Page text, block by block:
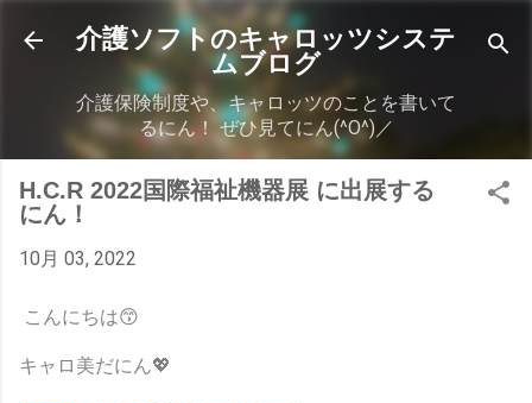
スキップしてメイン コンテンツに移動
介護ソフトのキャロッツシステ
ムブログ
介護保険制度や、キャロッツのことを書いて
るにん！ ぜひ見てにん(^O^)／
H.C.R 2022国際福祉機器展 に出展する
にん！
10月 03, 2022
こんにちは😙
キャロ美だにん💖